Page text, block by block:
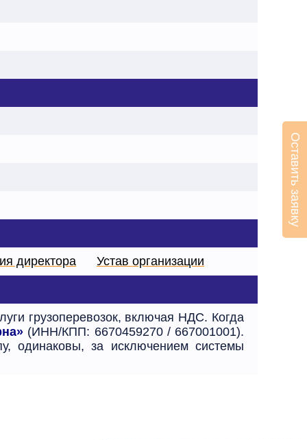
директора Устав организации
грузоперевозок, включая НДС. Когда
(ИНН/КПП: 6670459270 / 667001001).
одинаковы, за исключением системы
Оставить заявку